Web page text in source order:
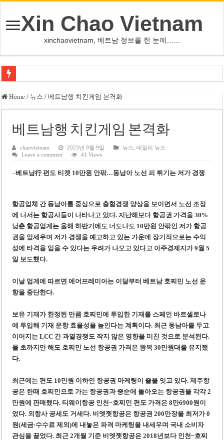
Xin Chao Vietnam
xinchaovietnam, 베트남 정보를 한 눈에……
오덕 목사, 32년 베트남 삶 담은 첫 디카시집 ‘한 컷의 서정’ 출간
베트남 화학·플라스틱 기업 납세 상위 10곳 공개…절반은 국영기업
MWG 대표 “올해 이익 목표 9조2천억동, 2~3개월 조기 달성 자신”
미화원 쪽방 휴게실 논란…허리도 못 펴는 열악한 환경
호찌민시, 올해 국경절 연휴 5일 연속 휴무 확정… 8월 29일~9월 2일
호찌민 Đá Đỏ 수로 정비 사업, 2026년 말 완공 목표
미 국방부, 육군 참모총장 임명 난항
조세심판원, 배우 유연석 30억 세금 불복 청구 기각
Home / 뉴스 / 베트남행 치킨게임 본격화
베트남행 치킨게임 본격화
chaovietnam 2023년 9월 9일 뉴스 ,데일리 뉴스
Leave a comment
41 Views
–베트남行 편도 티켓 10만원 안팎…동남아 노선 피 튀기는 저가 경쟁
항공업체 간 동남아를 중심으로 출혈경쟁 양상을 보이면서 노선 조정
에 나서는 항공사들이 나타나고 있다. 지난해보다 항공권 가격을 30%
낮춘 항공업계는 올해 하반기에도 너도나도 10만원 안팎인 저가 항공
권을 앞세우며 저가 경쟁을 예고하고 있는 가운데 장기적으로는 수익
성에 타격을 입을 수 있다는 우려가 나오고 있다고 아주경제지가 9월 5
일 보도했다.
이날업계에 따르면 에어프레미아는 이달부터 베트남 호찌민 노선 운
항을 중단한다.
보유 기재가 한정된 만큼 호찌민에 투입한 기재를 스페인 바르셀로나
에 투입해 기재 운항 효율성을 높인다는 계획이다. 최근 동남아를 두고
이어지는 LCC 간 과열경쟁도 작지 않은 영향을 미친 것으로 분석된다.
올 초까지만 해도 호찌민 노선 항공권 가격은 왕복 30만원대를 유지했
다.
최근에는 편도 10만원 이하인 항공권 마케팅이 줄을 잇고 있다. 제주항
공은 한때 호찌민으로 가는 항공권과 중순에 돌아오는 항공권을 각각 2
만원에 판매했다. 티웨이항공 인천~호찌민 편도 가격은 8만6900원이
었다. 외항사 공세도 거세다. 비엣젯항공은 항공권 200만장을 최저가 0
원(세금·수수료 제외)에 내놓은 파격 마케팅을 내세우며 국내 소비자
관심을 끌었다. 최근 2개월 기준 비엣젯항공은 2018년보다 인천~호찌